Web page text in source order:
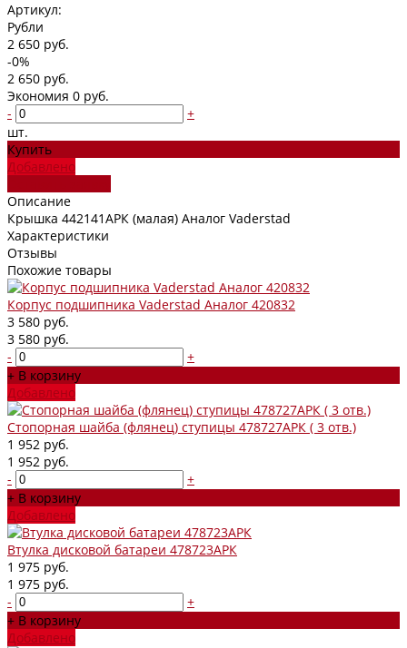
Артикул:
Рубли
2 650 руб.
-0%
2 650 руб.
Экономия 0 руб.
-
+
шт.
Купить
Добавлено
Описание
Крышка 442141АРК (малая) Аналог Vaderstad
Характеристики
Отзывы
Похожие товары
Корпус подшипника Vaderstad Аналог 420832
3 580 руб.
3 580 руб.
-
+
+ В корзину
Добавлено
Стопорная шайба (флянец) ступицы 478727АРК ( 3 отв.)
1 952 руб.
1 952 руб.
-
+
+ В корзину
Добавлено
Втулка дисковой батареи 478723АРК
1 975 руб.
1 975 руб.
-
+
+ В корзину
Добавлено